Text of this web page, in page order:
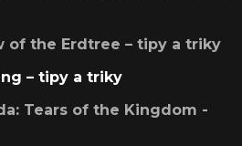
of the Erdtree – tipy a triky
– tipy a triky
Tears of the Kingdom -